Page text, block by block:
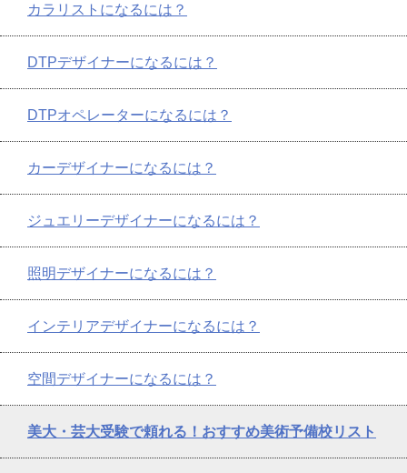
カラリストになるには？
DTPデザイナーになるには？
DTPオペレーターになるには？
カーデザイナーになるには？
ジュエリーデザイナーになるには？
照明デザイナーになるには？
インテリアデザイナーになるには？
空間デザイナーになるには？
美大・芸大受験で頼れる！おすすめ美術予備校リスト